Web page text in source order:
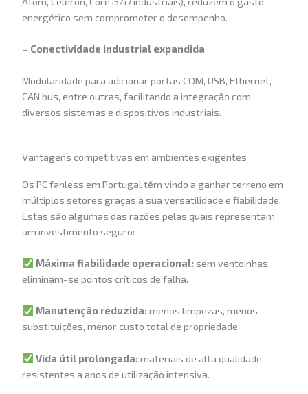
energético sem comprometer o desempenho.
– Conectividade industrial expandida
Modularidade para adicionar portas COM, USB, Ethernet,
CAN bus, entre outras, facilitando a integração com
diversos sistemas e dispositivos industriais.
Vantagens competitivas em ambientes exigentes
Os PC fanless em Portugal têm vindo a ganhar terreno em
múltiplos setores graças à sua versatilidade e fiabilidade.
Estas são algumas das razões pelas quais representam
um investimento seguro:
Máxima fiabilidade operacional:sem ventoinhas,
eliminam-se pontos críticos de falha.
Manutenção reduzida:menos limpezas, menos
substituições, menor custo total de propriedade.
Vida útil prolongada:materiais de alta qualidade
resistentes a anos de utilização intensiva.